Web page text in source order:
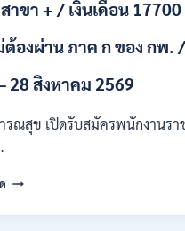
ใหม่
สมัคร
8
าขา + / เงินเดือน 17700
องผ่าน ภาค ก ของ กพ.
28 สิงหาคม 2569
รณสุข เปิดรับสมัครพนักงานรา
กระทรวง
เปิด